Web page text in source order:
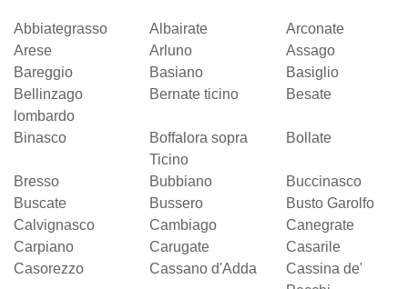
Abbiategrasso Albairate
Arconate
Arese
Arluno
Assago
Bareggio
Basiano
Basiglio
Bellinzago
lombardo
Bernate ticino Besate
Binasco
Boffalora sopra
Ticino
Bollate
Bresso Bubbiano
Buccinasco
Buscate
Bussero
Busto Garolfo
Calvignasco
Cambiago
Canegrate
Carpiano
Carugate
Casarile
Casorezzo
Cassano d'Adda
Cassina de'